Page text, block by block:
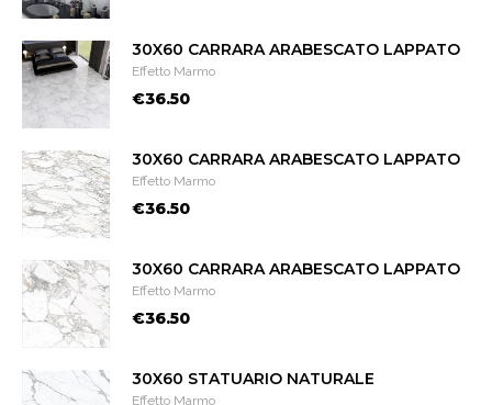
30X60 CARRARA ARABESCATO LAPPATO
Effetto Marmo
€36.50
30X60 CARRARA ARABESCATO LAPPATO
Effetto Marmo
€36.50
30X60 CARRARA ARABESCATO LAPPATO
Effetto Marmo
€36.50
30X60 STATUARIO NATURALE
Effetto Marmo